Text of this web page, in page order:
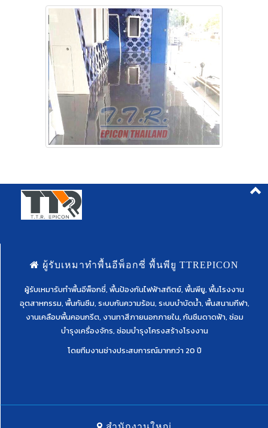
ผู้รับเหมาทำพื้นอีพ็อกซี่ พื้นพียู TTREPICON
ผู้รับเหมารับทำพื้นอีพ็อกซี่, พื้นป้องกันไฟฟ้าสถิตย์, พื้นพียู, พื้นโรงงาน
อุตสาหกรรม, พื้นกันซึม, ระบบกันความร้อน, ระบบบำบัดน้ำ, พื้นสนามกีฬา,
งานเคลือบพื้นคอนกรีต, งานทาสีภายนอกภายใน, กันซึมดาดฟ้า, ซ่อม
บำรุงเครื่องจักร, ซ่อมบำรุงโครงสร้างโรงงาน
โดยทีมงานช่างประสบการณ์มากกว่า 20 ปี